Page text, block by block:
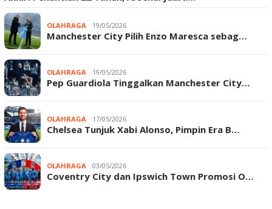
OLAHRAGA 19/05/2026
Manchester City Pilih Enzo Maresca sebag…
OLAHRAGA 19/05/2026
Pep Guardiola Tinggalkan Manchester City…
OLAHRAGA 17/05/2026
Chelsea Tunjuk Xabi Alonso, Pimpin Era B…
OLAHRAGA 03/05/2026
Coventry City dan Ipswich Town Promosi O…